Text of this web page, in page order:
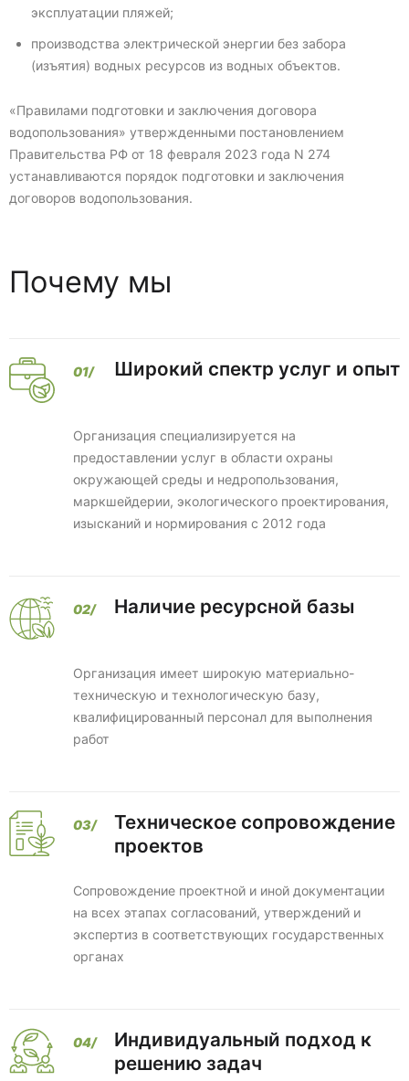
эксплуатации пляжей;
производства электрической энергии без забора
(изъятия) водных ресурсов из водных объектов.
«Правилами подготовки и заключения договора
водопользования» утвержденными постановлением
Правительства РФ от 18 февраля 2023 года N 274
устанавливаются порядок подготовки и заключения
договоров водопользования.
Почему мы
Широкий спектр услуг и опыт
Организация специализируется на
предоставлении услуг в области охраны
окружающей среды и недропользования,
маркшейдерии, экологического проектирования,
изысканий и нормирования с 2012 года
Наличие ресурсной базы
Организация имеет широкую материально-
техническую и технологическую базу,
квалифицированный персонал для выполнения
работ
Техническое сопровождение
проектов
Сопровождение проектной и иной документации
на всех этапах согласований, утверждений и
экспертиз в соответствующих государственных
органах
Индивидуальный подход к
решению задач